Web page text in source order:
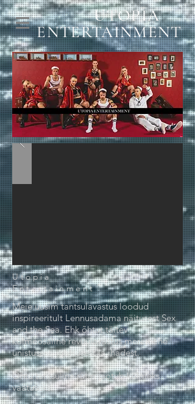
UTOPIA
ENTERTAINMENT
Utopia
Entertainment
Meie uusim tantsulavastus loodud
inspireeritult Lennusadama näitusest Sex
and the Sea. Ehk õhtut täitev
kolmeosaline revüülavastus meremehe
unistusest, igatsusest ja ihadest.
Õhtu tantsuline rütm jaotub kolmeks
vaatuseks: